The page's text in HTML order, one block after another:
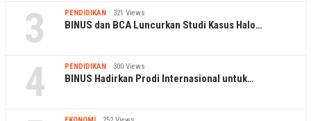
3 PENDIDIKAN 321 Views
BINUS dan BCA Luncurkan Studi Kasus Halo…
4 PENDIDIKAN 300 Views
BINUS Hadirkan Prodi Internasional untuk…